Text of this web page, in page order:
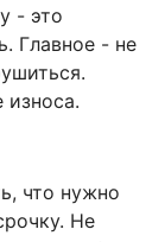
- это
Главное - не
что нужно
Не